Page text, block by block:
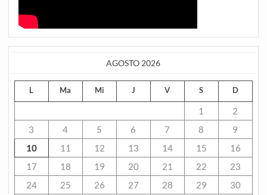
AGOSTO 2026
L Ma Mi J V S D
1
2
3
4 5 6 7 8
9
10
11 12 13 14 15
16
17
18 19 20 21 22
23
24
25 26 27 28 29 30